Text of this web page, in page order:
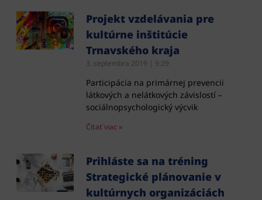
Projekt vzdelávania pre
kultúrne inštitúcie
Trnavského kraja
3. septembra 2019 9:29
Participácia na primárnej prevencii
látkových a nelátkových závislostí –
sociálnopsychologický výcvik
Čítať viac »
Prihláste sa na tréning
Strategické plánovanie v
kultúrnych organizáciách